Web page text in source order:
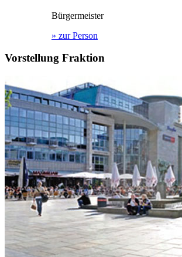
Bürgermeister
» zur Person
Vorstellung Fraktion